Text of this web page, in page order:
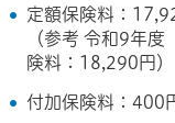
定額保険料：
（参考 令和9年
険料：18,290円）
付加保険料：400